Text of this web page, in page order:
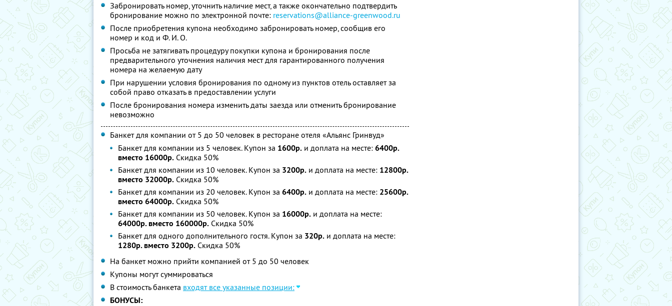
Забронировать номер, уточнить наличие мест, а также окончательно подтвердить
бронирование можно по электронной почте: reservations@alliance-greenwood.ru
После приобретения купона необходимо забронировать номер, сообщив его
номер и код и Ф. И. О.
Просьба не затягивать процедуру покупки купона и бронирования после
предварительного уточнения наличия мест для гарантированного получения
номера на желаемую дату
При нарушении условия бронирования по одному из пунктов отель оставляет за
собой право отказать в предоставлении услуги
После бронирования номера изменить даты заезда или отменить бронирование
невозможно
Банкет для компании от 5 до 50 человек в ресторане отеля «Альянс Гринвуд»
Банкет для компании из 5 человек. Купон за 1600р. и доплата на месте: 6400р.
вместо 16000р. Скидка 50%
Банкет для компании из 10 человек. Купон за 3200р. и доплата на месте: 12800р.
вместо 32000р. Скидка 50%
Банкет для компании из 20 человек. Купон за 6400р. и доплата на месте: 25600р.
вместо 64000р. Скидка 50%
Банкет для компании из 50 человек. Купон за 16000р. и доплата на месте:
64000р. вместо 160000р. Скидка 50%
Банкет для одного дополнительного гостя. Купон за 320р. и доплата на месте:
1280р. вместо 3200р. Скидка 50%
На банкет можно прийти компанией от 5 до 50 человек
Купоны могут суммироваться
В стоимость банкета входят все указанные позиции:
БОНУСЫ: